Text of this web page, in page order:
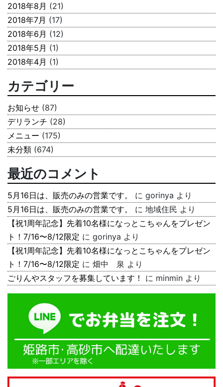
2018年8月 (21)
2018年7月 (17)
2018年6月 (12)
2018年5月 (1)
2018年4月 (1)
カテゴリー
お知らせ (87)
デリランチ (28)
メニュー (175)
未分類 (674)
最近のコメント
5月16日は、販売のみの営業です。 に gorinya より
5月16日は、販売のみの営業です。
に 地域住民 より
【祝1周年記念】先着10名様になっとこちゃんをプレゼン
ト！7/16〜8/12限定 に gorinya より
【祝1周年記念】先着10名様になっとこちゃんをプレゼン
ト！7/16〜8/12限定 に 畑中 泉 より
ごりんやスタッフを募集しています！
に minmin より